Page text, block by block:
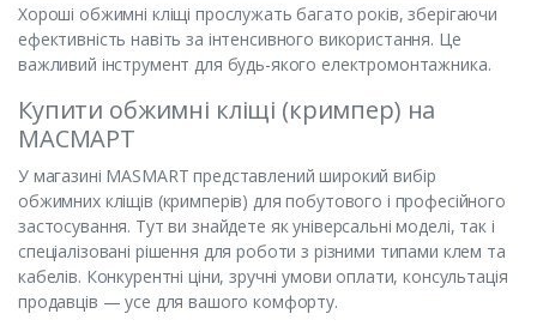
Хороші обжимні кліщі прослужать багато років, зберігаючи
ефективність навіть за інтенсивного використання. Це
важливий інструмент для будь-якого електромонтажника.
Купити обжимні кліщі (кримпер) на
МАСМАРТ
У магазині MASMART представлений широкий вибір
обжимних кліщів (кримперів) для побутового і професійного
застосування. Тут ви знайдете як універсальні моделі, так і
спеціалізовані рішення для роботи з різними типами клем та
кабелів. Конкурентні ціни, зручні умови оплати, консультація
продавців — усе для вашого комфорту.